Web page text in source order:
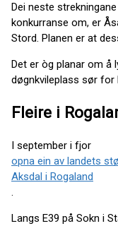
Dei neste
konkurranse om, er
Stord. Planen er at
Det er òg planar om å
døgnkvileplass sør for
Fleire i
I september i fjor
opna ein av landets
Aksdal i Rogaland
.
Langs E39 på Sokn i